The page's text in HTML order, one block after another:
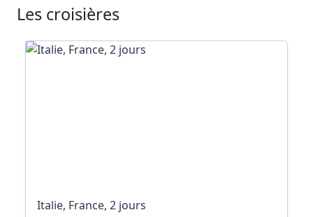
Les croisières
Italie, France, 2 jours